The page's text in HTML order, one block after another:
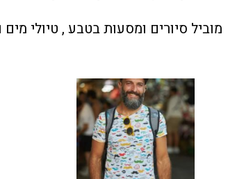
מוביל סיורים ומסעות בטבע , טיולי